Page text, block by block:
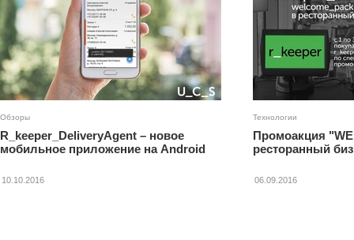
Обзоры
R_keeper_DeliveryAgent – новое
мобильное приложение на Android
10.10.2016
Технологии
Промоакция
ресторанный
06.09.2016